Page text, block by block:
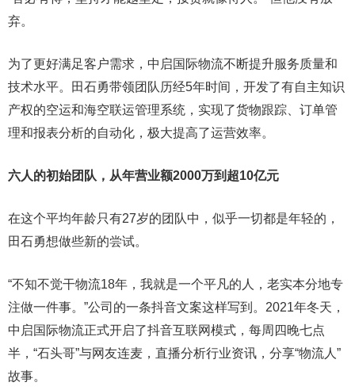
弃。
为了更好满足客户需求，中启国际物流不断提升服务质量和
技术水平。田石勇带领团队历经5年时间，开发了有自主知识
产权的空运和海空联运管理系统，实现了货物跟踪、订单管
理和报表分析的自动化，极大提高了运营效率。
六人的初始团队，从年营业额2000万到超10亿元
在这个平均年龄只有27岁的团队中，似乎一切都是年轻的，
田石勇想做些新的尝试。
“不知不觉干物流18年，我就是一个平凡的人，老实本分地专
注做一件事。”公司的一条抖音文案这样写到。2021年冬天，
中启国际物流正式开启了抖音互联网模式，每周四晚七点
半，“石头哥”与网友连麦，直播分析行业资讯，分享“物流人”
故事。